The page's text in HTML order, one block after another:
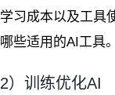
学习成本以及工具
哪些适用的AI工具。
2）训练优化AI